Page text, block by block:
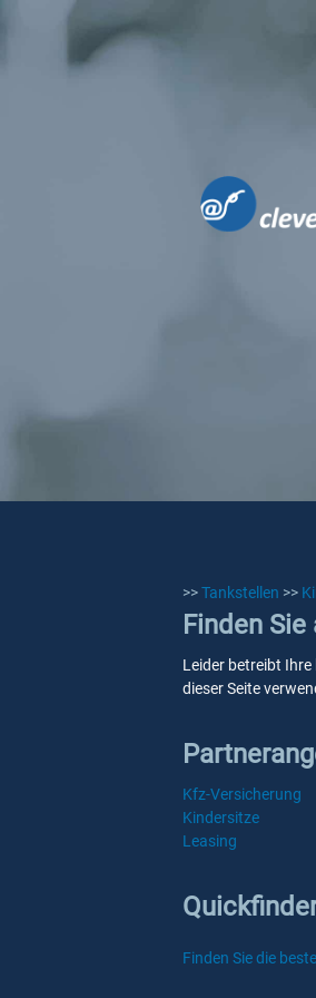
>>Tankstellen >>
Finden
Leider betreibt
dieser Seite
Kfz-Versicherung
Kindersitze
Leasing
Finden Sie die